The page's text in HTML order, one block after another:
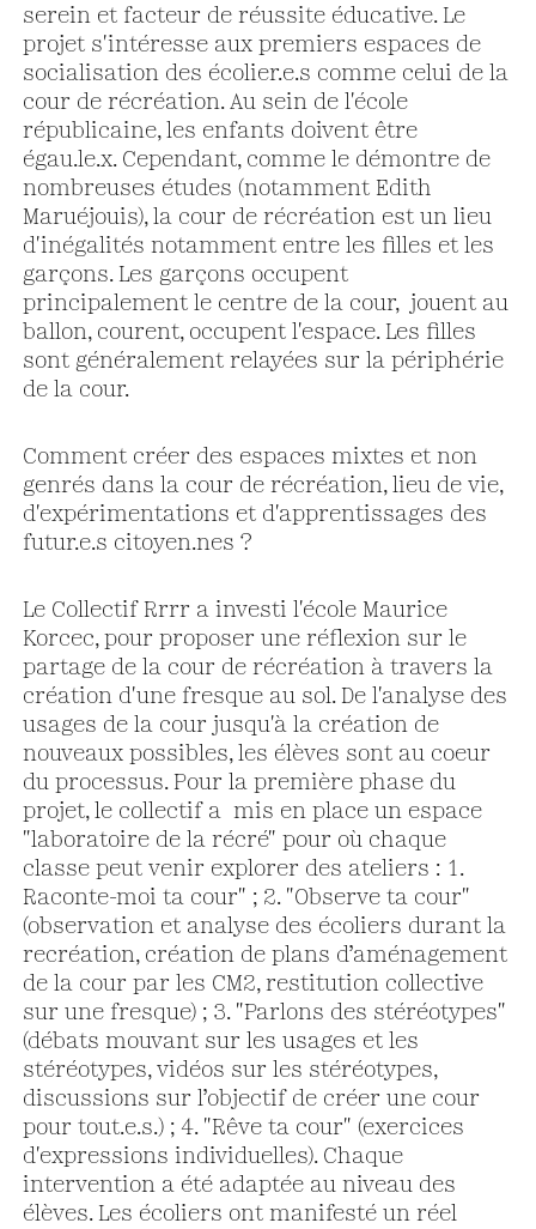
serein et facteur de réussite éducative. Le
projet s'intéresse aux premiers espaces de
socialisation des écolier.e.s comme celui de la
cour de récréation. Au sein de l'école
républicaine, les enfants doivent être
égau.le.x. Cependant, comme le démontre de
nombreuses études (notamment Edith
Maruéjouis), la cour de récréation est un lieu
d'inégalités notamment entre les filles et les
garçons. Les garçons occupent
principalement le centre de la cour, jouent au
ballon, courent, occupent l'espace. Les filles
sont généralement relayées sur la périphérie
de la cour.
Comment créer des espaces mixtes et non
genrés dans la cour de récréation, lieu de vie,
d'expérimentations et d'apprentissages des
futur.e.s citoyen.nes ?
Le Collectif Rrrr a investi l'école Maurice
Korcec, pour proposer une réflexion sur le
partage de la cour de récréation à travers la
création d'une fresque au sol. De l'analyse des
usages de la cour jusqu'à la création de
nouveaux possibles, les élèves sont au coeur
du processus. Pour la première phase du
projet, le collectif a mis en place un espace
"laboratoire de la récré" pour où chaque
classe peut venir explorer des ateliers : 1.
Raconte-moi ta cour" ; 2. "Observe ta cour"
(observation et analyse des écoliers durant la
recréation, création de plans d’aménagement
de la cour par les CM2, restitution collective
sur une fresque) ; 3. "Parlons des stéréotypes"
(débats mouvant sur les usages et les
stéréotypes, vidéos sur les stéréotypes,
discussions sur l’objectif de créer une cour
pour tout.e.s.) ; 4. "Rêve ta cour" (exercices
d'expressions individuelles). Chaque
intervention a été adaptée au niveau des
élèves. Les écoliers ont manifesté un réel